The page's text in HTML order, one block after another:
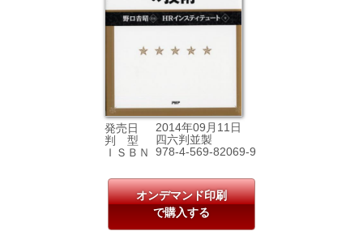
発売日
2014年09月11日
判 型
四六判並製
ＩＳＢＮ
978-4-569-82069-9
オンデマンド印刷
で購入する